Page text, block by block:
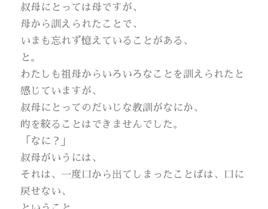
叔母にとっては母ですが、
母から訓えられたことで、
いまも忘れず憶えていることがある、
と。
わたしも祖母からいろいろなことを訓えられたと
感じていますが、
叔母にとってのだいじな教訓がなにか、
的を絞ることはできませんでした。
「なに？」
叔母がいうには、
それは、一度口から出てしまったことばは、口に
戻せない、